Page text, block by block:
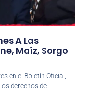
A Las
Maíz, Sorgo
en el Boletín Oficial,
derechos de